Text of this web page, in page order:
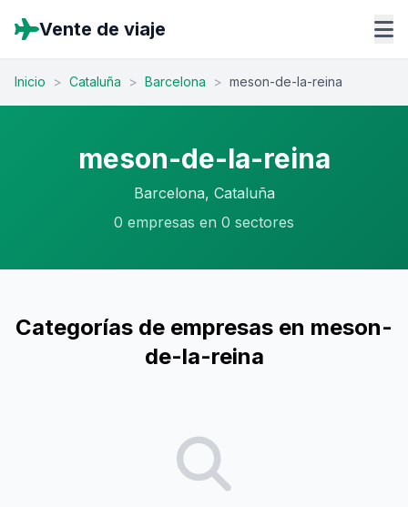
Vente de viaje
Inicio > Cataluña > Barcelona > meson-de-la-reina
meson-de-la-reina
Barcelona, Cataluña
0 empresas en 0 sectores
Categorías de empresas en meson-
de-la-reina